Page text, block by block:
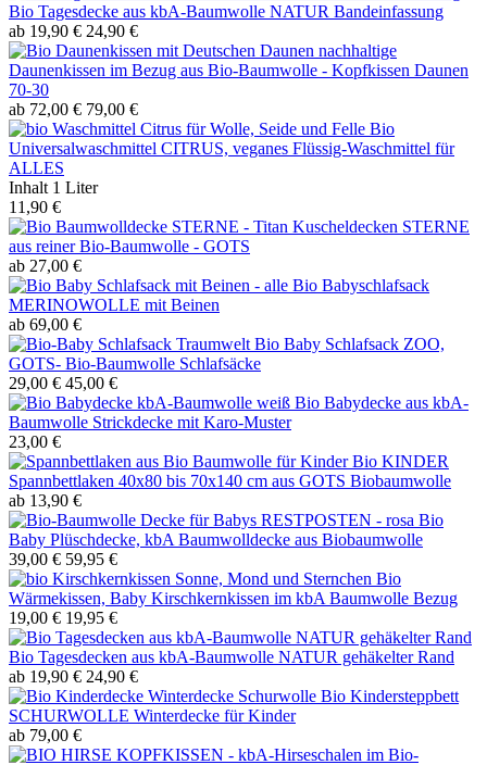
Bio Tagesdecke aus kbA-Baumwolle NATUR Bandeinfassung
ab 19,90 € 24,90 €
nachhaltige
Daunenkissen im Bezug aus Bio-Baumwolle - Kopfkissen Daunen
70-30
ab 72,00 € 79,00 €
Bio
Universalwaschmittel CITRUS, veganes Flüssig-Waschmittel für
ALLES
Inhalt 1 Liter
11,90 €
Kuscheldecken STERNE
aus reiner Bio-Baumwolle - GOTS
ab 27,00 €
Bio Babyschlafsack
MERINOWOLLE mit Beinen
ab 69,00 €
Bio Baby Schlafsack ZOO,
GOTS- Bio-Baumwolle Schlafsäcke
29,00 € 45,00 €
Bio Babydecke aus kbA-
Baumwolle Strickdecke mit Karo-Muster
23,00 €
Bio KINDER
Spannbettlaken 40x80 bis 70x140 cm aus GOTS Biobaumwolle
ab 13,90 €
RESTPOSTEN - rosa Bio
Baby Plüschdecke, kbA Baumwolldecke aus Biobaumwolle
39,00 € 59,95 €
Bio
Wärmekissen, Baby Kirschkernkissen im kbA Baumwolle Bezug
19,00 € 19,95 €
Bio Tagesdecken aus kbA-Baumwolle NATUR gehäkelter Rand
ab 19,90 € 24,90 €
Bio Kindersteppbett
SCHURWOLLE Winterdecke für Kinder
ab 79,00 €